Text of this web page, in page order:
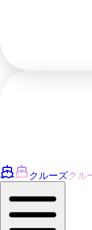
クルーズクル